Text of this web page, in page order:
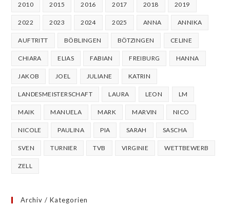
2010 2015 2016 2017 2018 2019
2022 2023 2024 2025 ANNA ANNIKA
AUFTRITT BÖBLINGEN BÖTZINGEN CELINE
CHIARA ELIAS FABIAN FREIBURG HANNA
JAKOB JOEL JULIANE KATRIN
LANDESMEISTERSCHAFT LAURA LEON LM
MAIK MANUELA MARK MARVIN NICO
NICOLE PAULINA PIA SARAH SASCHA
SVEN TURNIER TVB VIRGINIE WETTBEWERB
ZELL
Archiv / Kategorien